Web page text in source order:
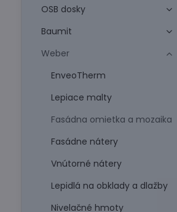
OSB dosky
Baumit
Weber
EnveoTherm
Lepiace malty
Fasádna omietka a mozaika
Fasádne nátery
Vnútorné nátery
Lepidlá na obklady a dlažby
Nivelačné hmoty